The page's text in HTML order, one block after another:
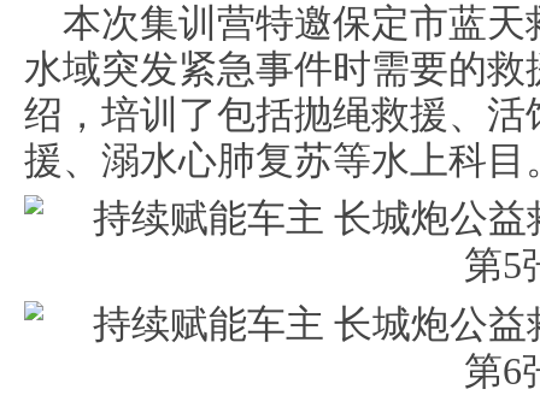
本次集训营特邀保定市蓝
水域突发紧急事件时需要的
绍，培训了包括抛绳救援、
援、溺水心肺复苏等水上科目